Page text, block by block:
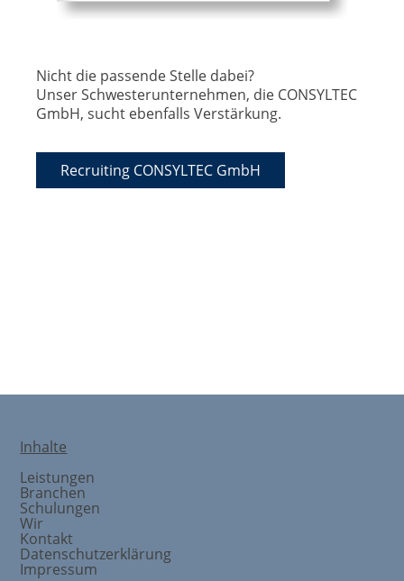
Nicht die passende Stelle dabei?
Unser Schwesterunternehmen, die CONSYLTEC
GmbH, sucht ebenfalls Verstärkung.
Recruiting CONSYLTEC GmbH
Inhalte
Leistungen
Branchen
Schulungen
Wir
Kontakt
Datenschutzerklärung
Impressum